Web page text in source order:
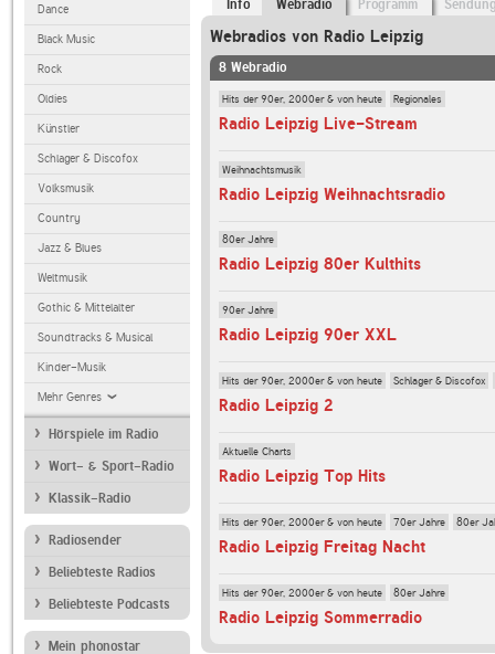
Dance
Black Music
Rock
Oldies
Künstler
Schlager & Discofox
Volksmusik
Country
Jazz & Blues
Weltmusik
Gothic & Mittelalter
Soundtracks & Musical
Kinder-Musik
Mehr Genres
Hörspiele im Radio
Wort- & Sport-Radio
Klassik-Radio
Radiosender
Beliebteste Radios
Beliebteste Podcasts
Mein phonostar
Info Webradio Programm
Webradios von Radio Leipzig
8 Webradio
Hits der 90er, 2000er & von heute Regionales
Radio Leipzig Live-Stream
Weihnachtsmusik
Radio Leipzig Weihnachtsradio
80er Jahre
Radio Leipzig 80er Kulthits
90er Jahre
Radio Leipzig 90er XXL
Hits der 90er, 2000er & von heute Schlager & Discofox
Radio Leipzig 2
Aktuelle Charts
Radio Leipzig Top Hits
Hits der 90er, 2000er & von heute 70er Jahre 80er
Radio Leipzig Freitag Nacht
Hits der 90er, 2000er & von heute 80er Jahre
Radio Leipzig Sommerradio